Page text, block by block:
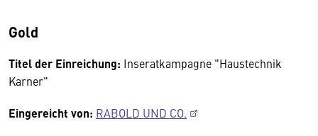
Gold
Titel der Einreichung: Inseratkampagne "Haustechnik
Karner"
Eingereicht von: RABOLD UND CO.